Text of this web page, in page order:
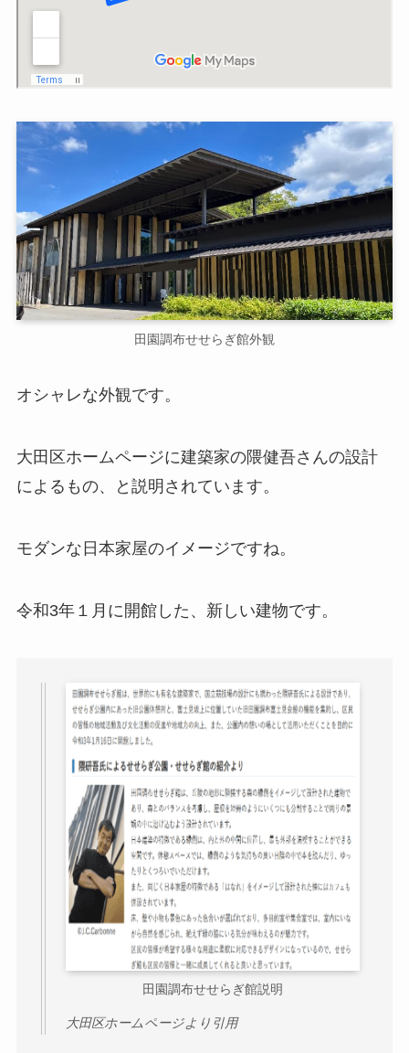
田園調布せせらぎ館外観
オシャレな外観です。
大田区ホームページに建築家の隈健吾さんの設計
によるもの、と説明されています。
モダンな日本家屋のイメージですね。
令和3年１月に開館した、新しい建物です。
田園調布せせらぎ館説明
大田区ホームページより引用